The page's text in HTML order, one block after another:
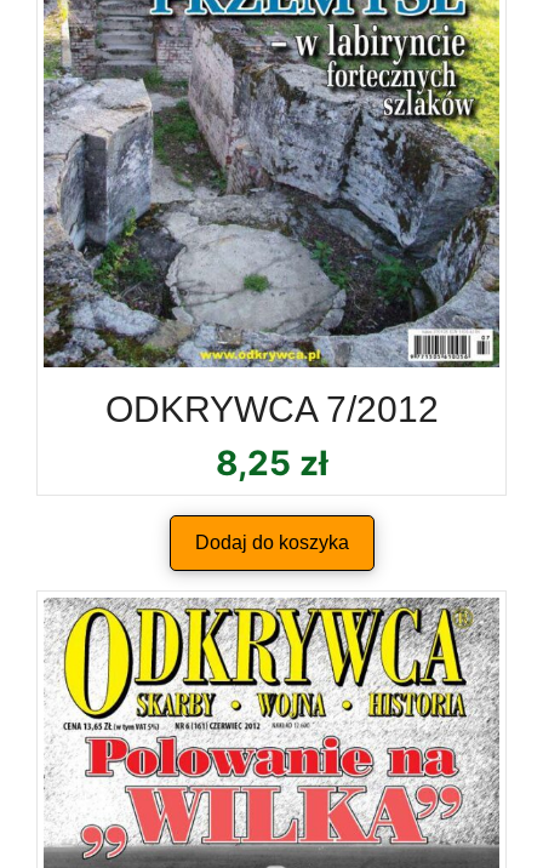
ODKRYWCA 7/2012
8,25 zł
Dodaj do koszyka